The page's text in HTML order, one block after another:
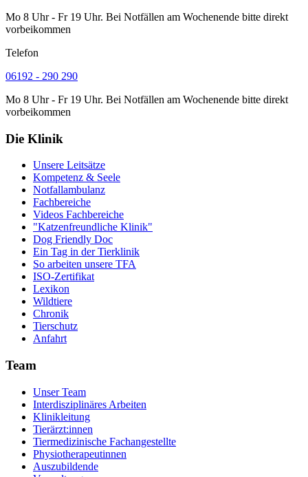
Mo 8 Uhr - Fr 19 Uhr. Bei Notfällen am Wochenende bitte direkt
vorbeikommen
Telefon
06192 - 290 290
Mo 8 Uhr - Fr 19 Uhr. Bei Notfällen am Wochenende bitte direkt
vorbeikommen
Die Klinik
Unsere Leitsätze
Kompetenz & Seele
Notfallambulanz
Fachbereiche
Videos Fachbereiche
"Katzenfreundliche Klinik"
Dog Friendly Doc
Ein Tag in der Tierklinik
So arbeiten unsere TFA
ISO-Zertifikat
Lexikon
Wildtiere
Chronik
Tierschutz
Anfahrt
Team
Unser Team
Interdisziplinäres Arbeiten
Klinikleitung
Tierärzt:innen
Tiermedizinische Fachangestellte
Physiotherapeutinnen
Auszubildende